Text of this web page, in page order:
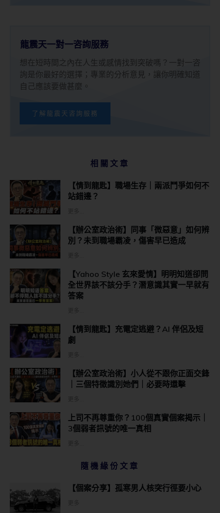
龍震天一對一咨詢服務
想在短時間之內在人生或感情找到突破嗎？一對一咨
詢是你最好的選擇；專業的分析意見，讓你明確知道
自己應該要做甚麼。
了解龍震天咨詢服務
相關文章
【情到龍匙】職場生存｜兩派鬥爭如何不
站錯邊？
【辦公室政治術】同事「微惡意」如何辨
別？未到職場霸凌，傷害早已造成
【Yahoo Style 玄來愛情】明明知道卻問
全世界該不該分手？潛意識其實一早就有
答案
【情到龍匙】充電定逃避？AI 伴侶及短
劇
【辦公室政治術】小人從不跟你正面交鋒
｜三個特徵識別她們｜必要時還擊
上司不再尊重你？100個真實個案揭示｜
3個弱者訊號的唯一真相
隨機緣份文章
【個案分享】孤寒男人核突行徑要小心